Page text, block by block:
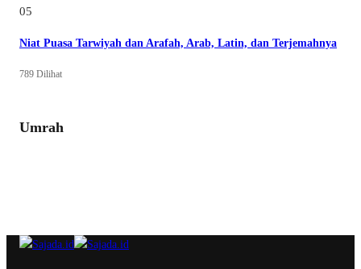
05
Niat Puasa Tarwiyah dan Arafah, Arab, Latin, dan Terjemahnya
789 Dilihat
Umrah